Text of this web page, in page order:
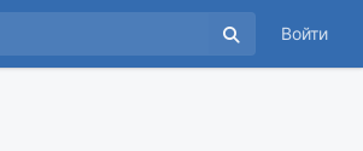
Войти